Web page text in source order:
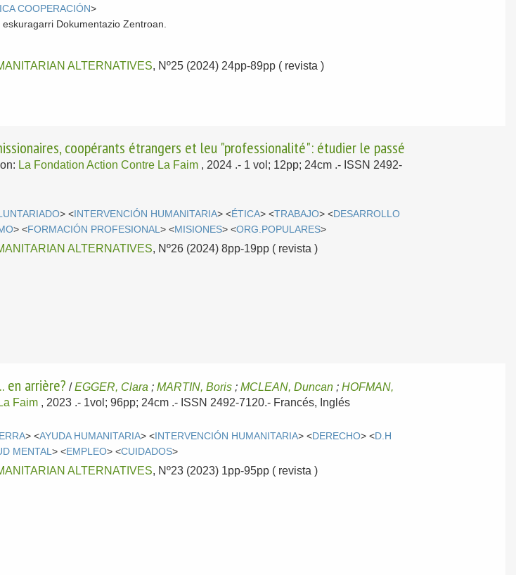
COOPERACIÓN>
Dokumentazio Zentroan.
ALTERNATIVES, Nº25 (2024) 24pp-89pp ( revista )
coopérants étrangers et leu "professionalité": étudier le passé
La Fondation Action Contre La Faim , 2024 .- 1 vol; 12pp; 24cm .- ISSN 2492-
> < INTERVENCIÓN HUMANITARIA> <ÉTICA> <TRABAJO> <DESARROLLO
> <FORMACIÓN PROFESIONAL> <MISIONES> <ORG.POPULARES>
ALTERNATIVES, Nº26 (2024) 8pp-19pp ( revista )
en arrière? /EGGER, Clara ;MARTIN, Boris ;MCLEAN, Duncan ;HOFMAN,
Faim , 2023 .- 1vol; 96pp; 24cm .- ISSN 2492-7120.- Francés, Inglés
> <AYUDA HUMANITARIA> < INTERVENCIÓN HUMANITARIA> <DERECHO> <D.H
MENTAL> <EMPLEO> <CUIDADOS>
ALTERNATIVES, Nº23 (2023) 1pp-95pp ( revista )